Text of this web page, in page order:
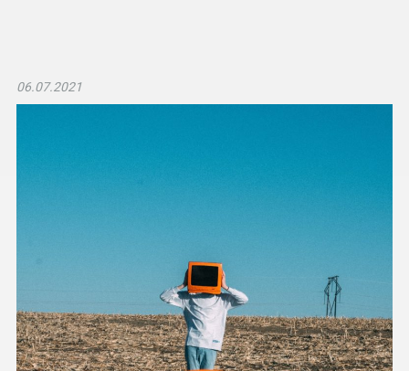
06.07.2021